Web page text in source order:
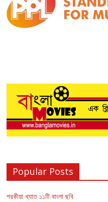
Popular Posts
পরকীয়া খ্যাত ১১টি বাংলা ছবি